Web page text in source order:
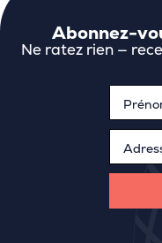
Abonnez-
Ne ratez rien —